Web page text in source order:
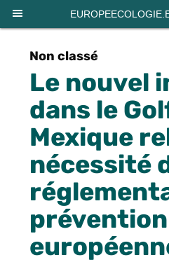
Non classé
Le nouvel
dans le
Mexique
nécessité
prévention